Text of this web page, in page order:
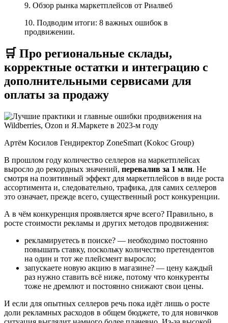
9. Обзор рынка маркетплейсов от Риалвеб
10. Подводим итоги: 8 важных ошибок в
продвижении.
🛒 Про региональные склады,
корректные остатки и интеграцию с
дополнительными сервисами для
оплаты за продажу
Артём Косилов Гендиректор ZoneSmart (Kokoc Group)
В прошлом году количество селлеров на маркетплейсах
выросло до рекордных значений, перевалив за 1 млн. Не
смотря на позитивный эффект для маркетплейсов в виде роста
ассортимента и, следовательно, трафика, для самих селлеров
это означает, прежде всего, существенный рост конкуренции.
А в чём конкуренция проявляется ярче всего? Правильно, в
росте стоимости рекламы и других методов продвижения:
рекламируетесь в поиске? — необходимо постоянно
повышать ставку, поскольку количество претендентов
на один и тот же плейсмент выросло;
запускаете новую акцию в магазине? — цену каждый
раз нужно ставить всё ниже, потому что конкуренты
тоже не дремлют и постоянно снижают свои цены.
И если для опытных селлеров речь пока идёт лишь о росте
доли рекламных расходов в общем бюджете, то для новичков